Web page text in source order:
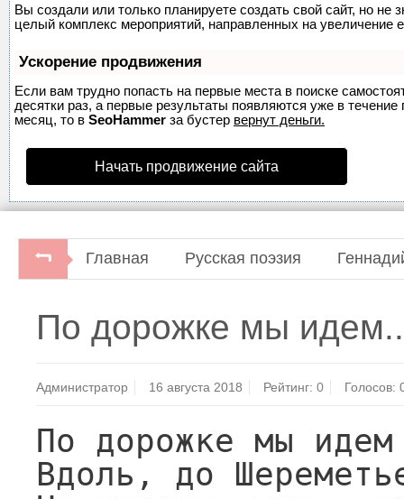
Вы создали или только планируете создать свой сайт, но не
целый комплекс мероприятий, направленных на увеличение
Ускорение продвижения
Если вам трудно попасть на первые места в поиске
десятки раз, а первые результаты появляются уже в
месяц, то в SeoHammer за бустер вернут деньги.
Начать продвижение сайта
Главная Русская поэзия
По дорожке мы
Администратор 16 августа 2018 Рейтинг:0 Голосов:
По дорожке мы идем
Вдоль, до